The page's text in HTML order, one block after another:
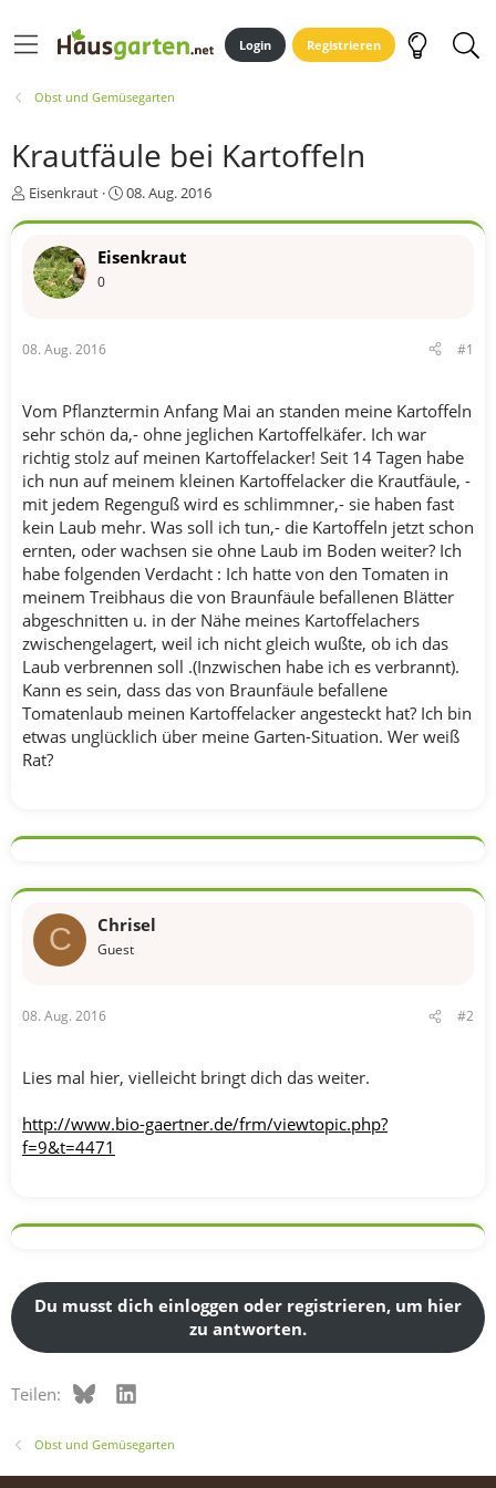
Login Registrieren
Obst und Gemüsegarten
Krautfäule bei Kartoffeln
E
e
r
Eisenkraut
E
t
08. Aug. 2016
Eisenkraut
0
08. Aug. 2016 #1
Vom Pflanztermin Anfang Mai an standen meine Kartoffeln
sehr schön da,- ohne jeglichen Kartoffelkäfer. Ich war
richtig stolz auf meinen Kartoffelacker! Seit 14 Tagen habe
ich nun auf meinem kleinen Kartoffelacker die Krautfäule, -
mit jedem Regenguß wird es schlimmner,- sie haben fast
kein Laub mehr. Was soll ich tun,- die Kartoffeln jetzt schon
ernten, oder wachsen sie ohne Laub im Boden weiter? Ich
habe folgenden Verdacht : Ich hatte von den Tomaten in
meinem Treibhaus die von Braunfäule befallenen Blätter
abgeschnitten u. in der Nähe meines Kartoffelachers
zwischengelagert, weil ich nicht gleich wußte, ob ich das
Laub verbrennen soll .(Inzwischen habe ich es verbrannt).
Kann es sein, dass das von Braunfäule befallene
Tomatenlaub meinen Kartoffelacker angesteckt hat? Ich bin
etwas unglücklich über meine Garten-Situation. Wer weiß
Rat?
C Chrisel
Guest
08. Aug. 2016 #2
Lies mal hier, vielleicht bringt dich das weiter.
http://www.bio-gaertner.de/frm/viewtopic.php?
f=9&t=4471
Du musst dich einloggen oder registrieren, um hier
zu antworten.
Teilen: BlueskyLinkedIn
Obst und Gemüsegarten